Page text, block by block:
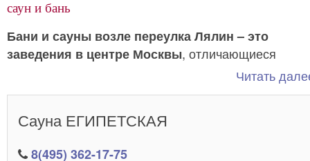
саун и бань
Бани и сауны возле переулка Лялин – это
заведения в центре Москвы, отличающиеся
повышенным уровнем обслуживания. Приезжайте
отдохните на полную катушку. И не забудьте о том,
гостям бесплатную парковку на все время отдыха!
Читать
Сауна ЕГИПЕТСКАЯ
8(495) 362-17-75